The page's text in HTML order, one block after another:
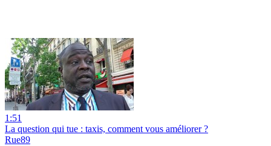
1:51
La question qui tue : taxis, comment vous améliorer ?
Rue89